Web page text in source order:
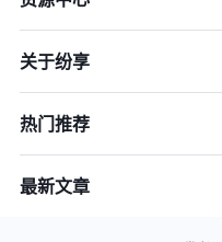
关于纷享
热门推荐
最新文章